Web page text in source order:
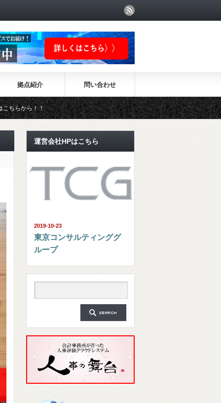
拠点紹介 問い合わせ
運営会社HPはこちら
2019-10-23
東京コンサルティンググ
ループ